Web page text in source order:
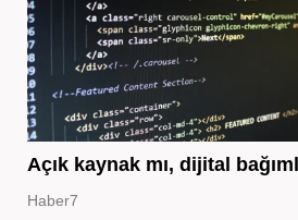
Açık kaynak mı, dijital
Haber7